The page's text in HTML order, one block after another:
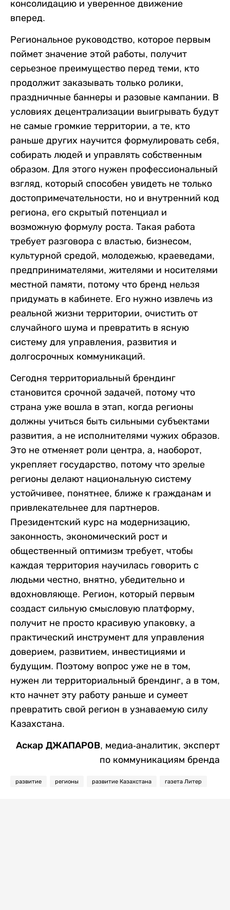
консолидацию и уверенное движение
вперед.
Региональное руководство, которое первым
поймет значение этой работы, получит
серьезное преимущество перед теми, кто
продолжит заказывать только ролики,
праздничные баннеры и разовые кампании. В
условиях децентрализации выигрывать будут
не самые громкие территории, а те, кто
раньше других научится формулировать себя,
собирать людей и управлять собственным
образом. Для этого нужен профессиональный
взгляд, который способен увидеть не только
достопримечательности, но и внутренний код
региона, его скрытый потенциал и
возможную формулу роста. Такая работа
требует разговора с властью, бизнесом,
культурной средой, молодежью, краеведами,
предпринимателями, жителями и носителями
местной памяти, потому что бренд нельзя
придумать в кабинете. Его нужно извлечь из
реальной жизни территории, очистить от
случайного шума и превратить в ясную
систему для управления, развития и
долгосрочных коммуникаций.
Сегодня территориальный брендинг
становится срочной задачей, потому что
страна уже вошла в этап, когда регионы
должны учиться быть сильными субъектами
развития, а не исполнителями чужих образов.
Это не отменяет роли центра, а, наоборот,
укрепляет государство, потому что зрелые
регионы делают национальную систему
устойчивее, понятнее, ближе к гражданам и
привлекательнее для партнеров.
Президентский курс на модернизацию,
законность, экономический рост и
общественный оптимизм требует, чтобы
каждая территория научилась говорить с
людьми честно, внятно, убедительно и
вдохновляюще. Регион, который первым
создаст сильную смысловую платформу,
получит не просто красивую упаковку, а
практический инструмент для управления
доверием, развитием, инвестициями и
будущим. Поэтому вопрос уже не в том,
нужен ли территориальный брендинг, а в том,
кто начнет эту работу раньше и сумеет
превратить свой регион в узнаваемую силу
Казахстана.
Аскар ДЖАПАРОВ, медиа-аналитик, эксперт
по коммуникациям бренда
развитие регионы развитие Казахстана газета Литер